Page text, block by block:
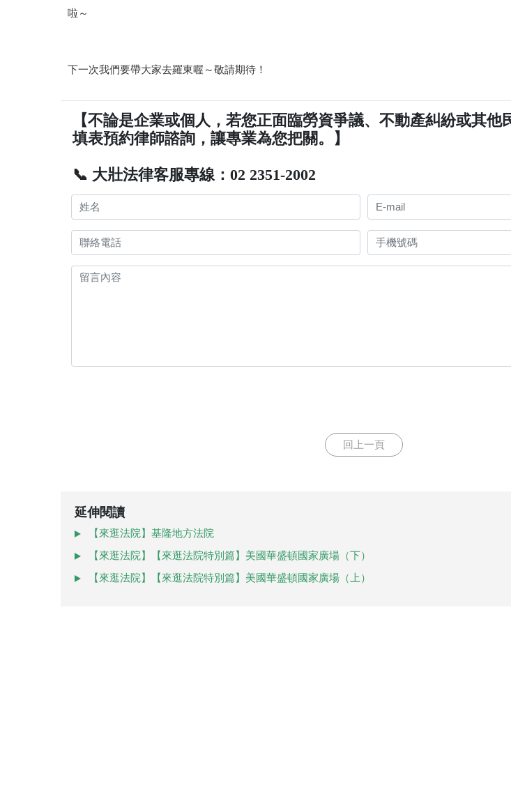
啦～
下一次我們要帶大家去羅東喔～敬請期待！
【不論是企業或個人，若您正面臨勞資爭議、不動產糾紛或其他
填表預約律師諮詢，讓專業為您把關。】
📞 大壯法律客服專線：02 2351-2002
回上一頁
延伸閱讀
【來逛法院】基隆地方法院
【來逛法院】【來逛法院特別篇】美國華盛頓國家廣場（下）
【來逛法院】【來逛法院特別篇】美國華盛頓國家廣場（上）